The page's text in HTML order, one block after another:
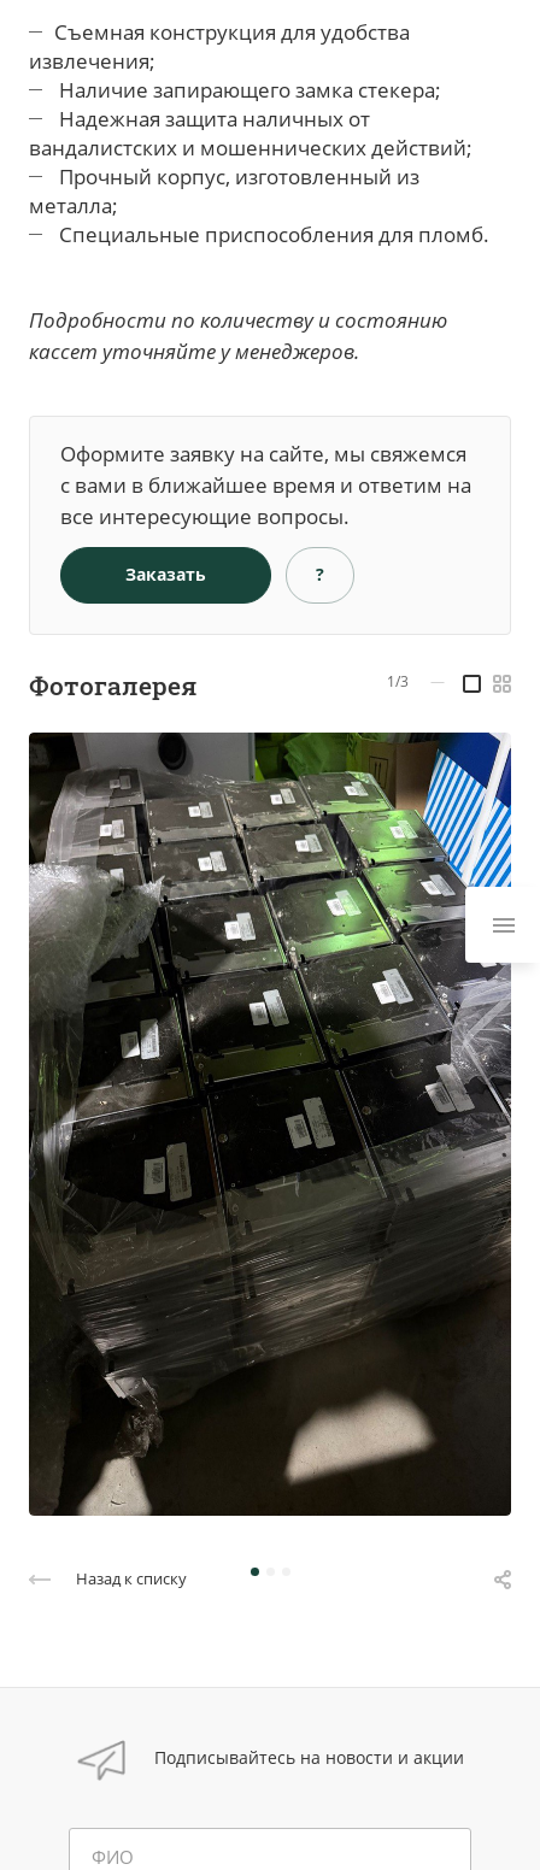
Съемная конструкция для удобства
извлечения;
Наличие запирающего замка стекера;
Надежная защита наличных от
вандалистских и мошеннических действий;
Прочный корпус, изготовленный из
металла;
Специальные приспособления для пломб.
Подробности по количеству и состоянию
кассет уточняйте у менеджеров.
Оформите заявку на сайте, мы свяжемся
с вами в ближайшее время и ответим на
все интересующие вопросы.
Заказать ?
Фотогалерея 1/3 —
Назад к списку
Подписывайтесь на новости и акции
ФИО